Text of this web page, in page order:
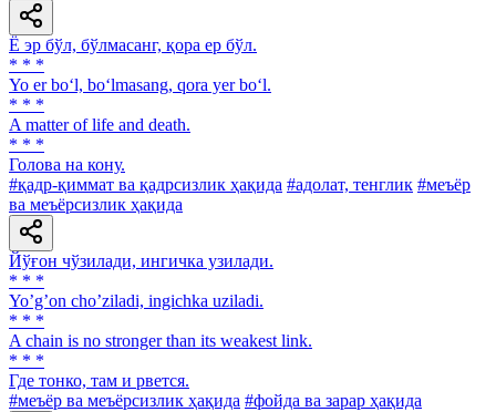
Ё эр бўл, бўлмасанг, қора ер бўл.
* * *
Yo er bo‘l, bo‘lmasang, qora yer bo‘l.
* * *
A matter of life and death.
* * *
Голова на кону.
#қадр-қиммат ва қадрсизлик ҳақида #адолат, тенглик #меъёр
ва меъёрсизлик ҳақида
Йўғон чўзилади, ингичка узилади.
* * *
Yoʼgʼon choʼziladi, ingichka uziladi.
* * *
A chain is no stronger than its weakest link.
* * *
Где тонко, там и рвется.
#меъёр ва меъёрсизлик ҳақида #фойда ва зарар ҳақида